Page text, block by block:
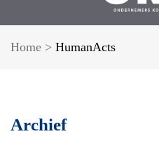
Home > HumanActs
Archief